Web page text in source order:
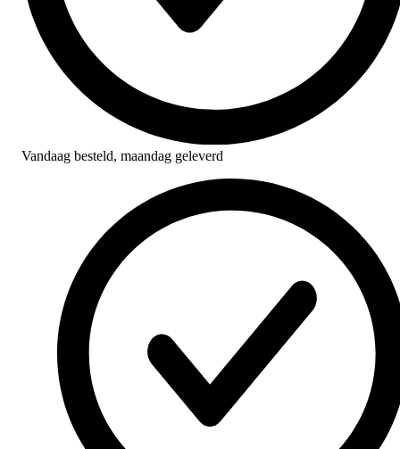
Vandaag besteld, maandag geleverd